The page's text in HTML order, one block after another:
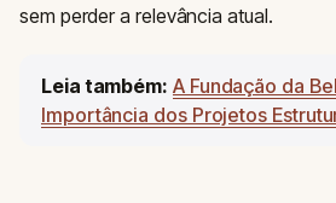
sem perder a relevância atual.
Leia também: A Fundação da
Importância dos Projetos